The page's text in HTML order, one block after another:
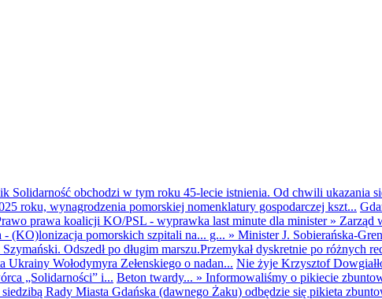
Solidarność obchodzi w tym roku 45-lecie istnienia. Od chwili ukazania
roku, wynagrodzenia pomorskiej nomenklatury gospodarczej kszt...
prawa koalicji KO/PSL - wyprawka last minute dla minister» Zarząd
(KO)lonizacja pomorskich szpitali na... g... » Minister J. Sobierańska-
Szymański. Odszedł po długim marszu.Przemykał dyskretnie po różnych
Wołodymyra Zełenskiego o nadan... Nie żyje Krzysztof
„Solidarności” i... Beton twardy... » Informowaliśmy o pikiecie
Rady Miasta Gdańska (dawnego Żaku) odbędzie się pikieta